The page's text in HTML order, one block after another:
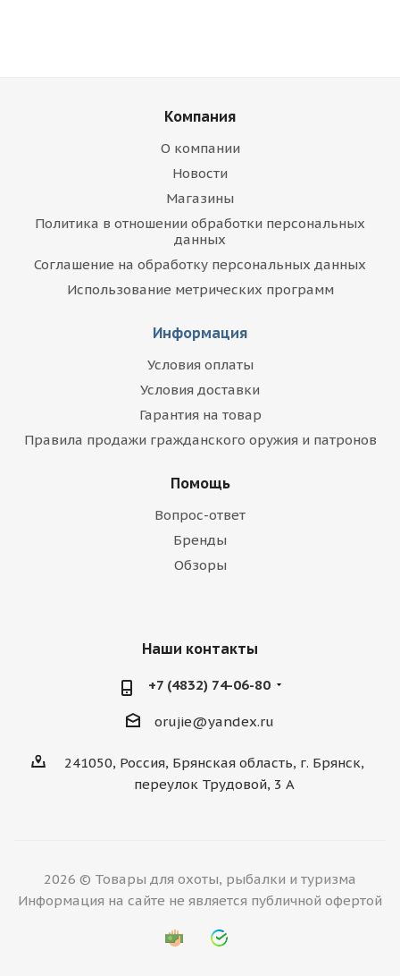
Компания
О компании
Новости
Магазины
Политика в отношении обработки персональных
данных
Соглашение на обработку персональных данных
Использование метрических программ
Информация
Условия оплаты
Условия доставки
Гарантия на товар
Правила продажи гражданского оружия и патронов
Помощь
Вопрос-ответ
Бренды
Обзоры
Наши контакты
+7 (4832) 74-06-80
orujie@yandex.ru
241050, Россия, Брянская область, г. Брянск,
переулок Трудовой, 3 А
2026 © Товары для охоты, рыбалки и туризма
Информация на сайте не является публичной офертой